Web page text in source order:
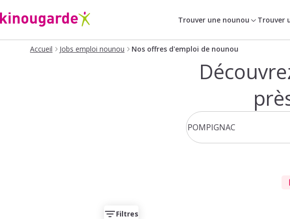
Trouver une nounou Trouver
Accueil Jobs emploi nounou Nos offres d'emploi de nounou
Filtres